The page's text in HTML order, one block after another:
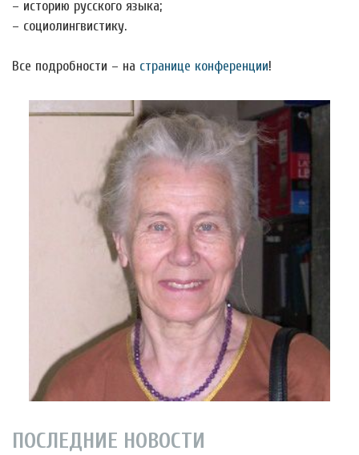
– историю русского языка;
– социолингвистику.
Все подробности – на странице конференции!
ПОСЛЕДНИЕ НОВОСТИ